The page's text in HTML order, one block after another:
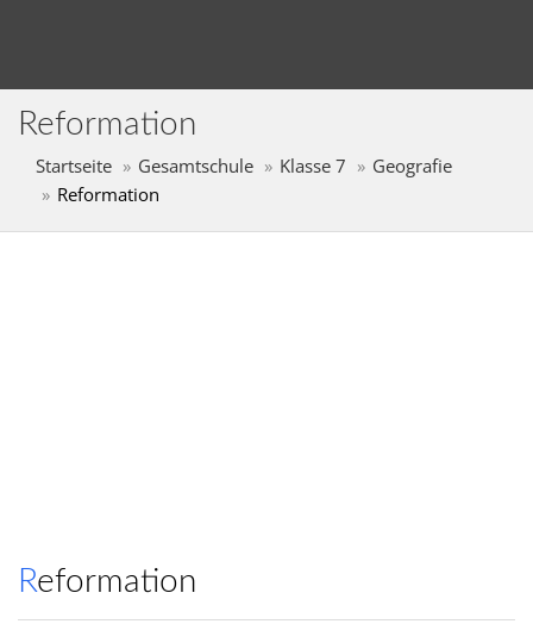
Reformation
Startseite Gesamtschule Klasse 7
Geografie
Reformation
Reformation